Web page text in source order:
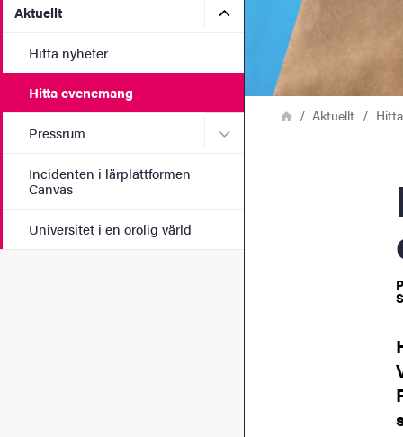
Aktuellt Undermeny för Aktuellt
Hitta nyheter
Hitta evenemang
Pressrum Undermeny för Pressrum
Incidenten i lärplattformen
Canvas
Universitet i en orolig värld
LänkstigHemAktuellt